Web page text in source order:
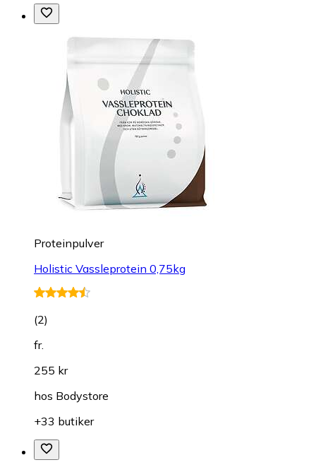
Proteinpulver
Holistic Vassleprotein 0,75kg
(2)
fr.
255 kr
hos Bodystore
+33 butiker